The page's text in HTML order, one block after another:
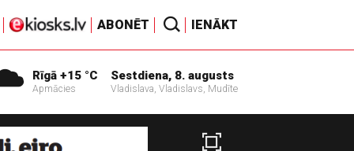
ABONĒT IENĀKT
Rīgā +15 °C
Apmācies
Sestdiena, 8. augusts
Vladislava, Vladislavs, Mudīte